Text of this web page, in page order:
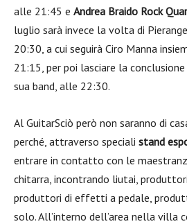
alle 21:45 e Andrea Braido Rock
luglio sarà invece la volta di
20:30, a cui seguirà Ciro Manna
21:15, per poi lasciare la
sua band, alle 22:30.
Al GuitarSciò però non saranno di
perché, attraverso speciali stand
entrare in contatto con le
chitarra, incontrando liutai,
produttori di effetti a pedale,
solo.All’interno dell’area nella villa